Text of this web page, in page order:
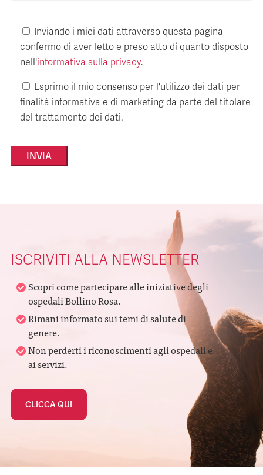
Inviando i miei dati attraverso questa pagina
confermo di aver letto e preso atto di quanto disposto
nell'informativa sulla privacy.
Esprimo il mio consenso per l'utilizzo dei dati per
finalità informativa e di marketing da parte del titolare
del trattamento dei dati.
ISCRIVITI ALLA NEWSLETTER
Scopri come partecipare alle iniziative degli
ospedali Bollino Rosa.
Rimani informato sui temi di salute di
genere.
Non perderti i riconoscimenti agli ospedali e
ai servizi.
CLICCA QUI